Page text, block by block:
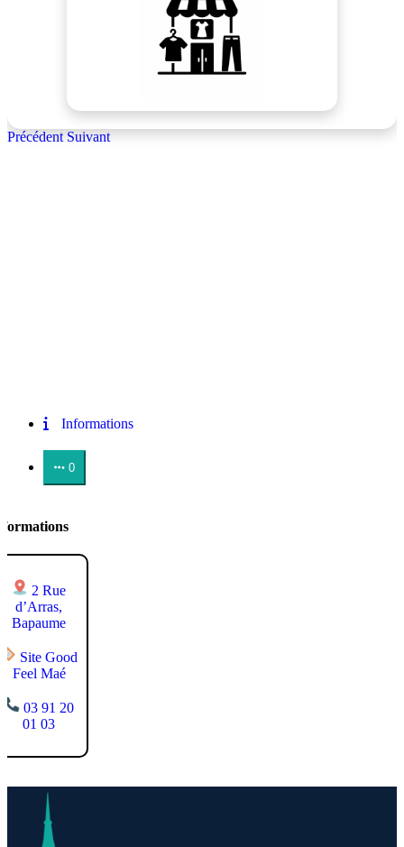
Précédent Suivant
Informations
0
2 Rue
d’Arras,
Bapaume
Site Good
Feel Maé
03 91 20
01 03